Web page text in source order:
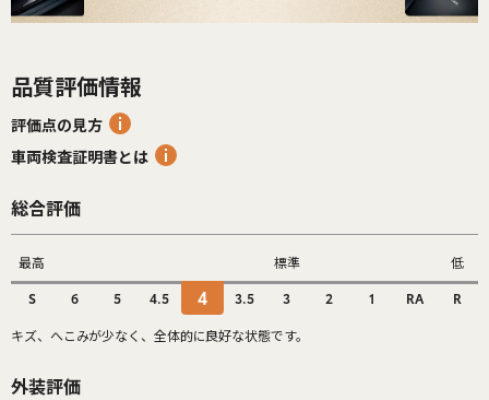
品質評価情報
評価点の見方
車両検査証明書とは
総合評価
最高 標準 低
S 6 5 4.5 4 3.5 3 2 1 RA R
キズ、へこみが少なく、全体的に良好な状態です。
外装評価